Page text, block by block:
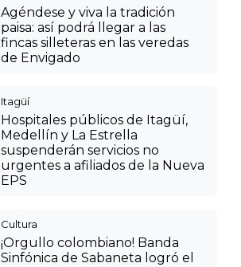
Agéndese y viva la tradición
paisa: así podrá llegar a las
fincas silleteras en las veredas
de Envigado
Itagüí
Hospitales públicos de Itagüí,
Medellín y La Estrella
suspenderán servicios no
urgentes a afiliados de la Nueva
EPS
Cultura
¡Orgullo colombiano! Banda
Sinfónica de Sabaneta logró el